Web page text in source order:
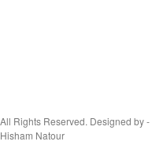
Hisham Natour